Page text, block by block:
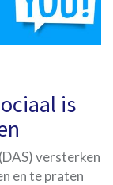
is
versterken
en te praten